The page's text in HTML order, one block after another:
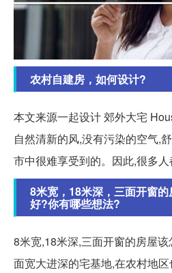
农村自建房，如何设计?
本文来源一起设计 郊外大宅
自然清新的风,没有污染的空气,
市中很难享受到的。因此,很多
8米宽，18米深，三面开窗
好?你有哪些想法?
8米宽,18米深,三面开窗的房屋
面宽大进深的宅基地,在农村地